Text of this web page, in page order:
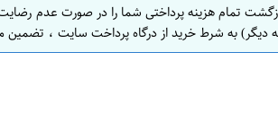
تمام هزینه پرداختی شما را در صورت عدم
به شرط خرید از درگاه پرداخت سایت ، تضمین